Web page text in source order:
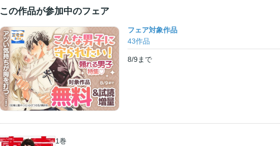
2017年の新連載で1番売れたサスペンス漫画！＆2017年の新連載で1番売れたタイムリ
LINEマンガ総合ランキング1位獲得！！ホリエモンが選ぶ今読むべき漫画11選ノミネー
島崎信長!? 一人三役で熱い掛け合いをした最新PVがYoutubeで公開中！！「鈴木達央
で検索！！
この作品が参加中のフェア
フェア対象作品
43作品
8/9まで
1巻